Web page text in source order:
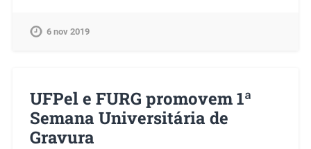
6 nov 2019
UFPel e FURG promovem 1ª
Semana Universitária de
Gravura